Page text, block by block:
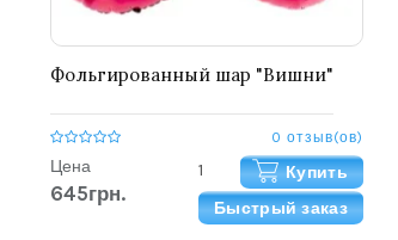
Фольгированный шар "Вишни"
0 отзыв(ов)
Цена
645грн.
Купить
Быстрый заказ